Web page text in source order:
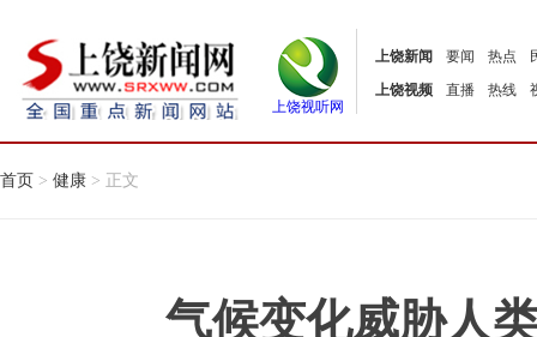
上饶视听网
上饶新闻 要闻 热点
上饶视频
直播 热线
首页 > 健康 > 正文
气候变化威胁人